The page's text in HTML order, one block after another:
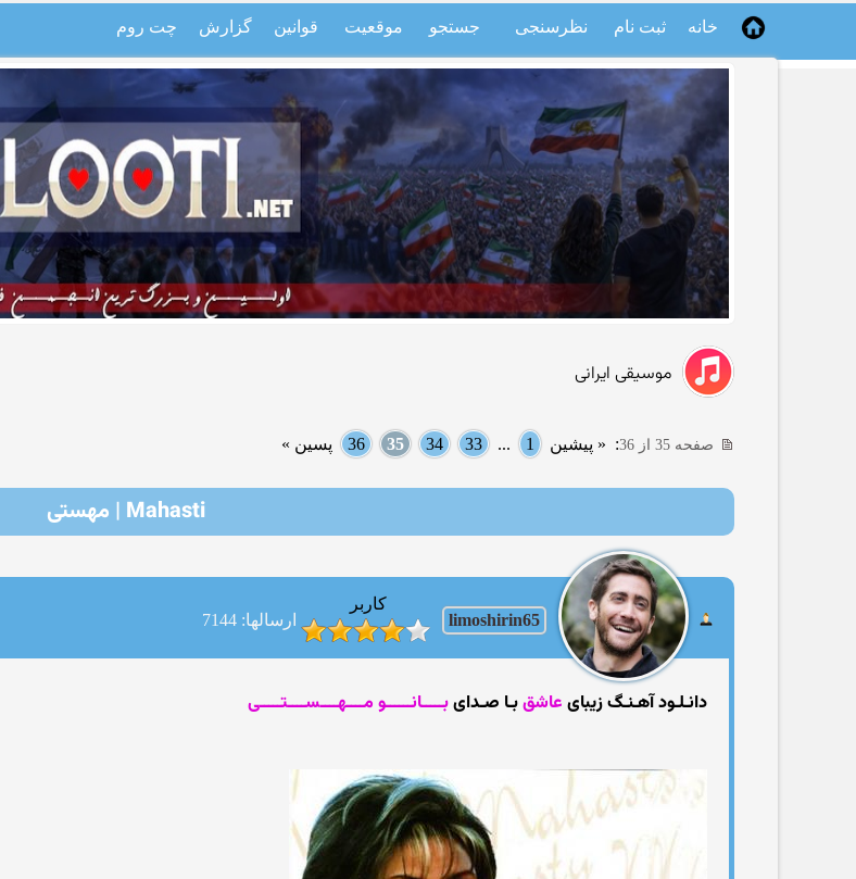
خانه ثبت نام نظرسنجی جستجو موقعیت قوانین گزارش چت روم
موسیقی ایرانی
صفحه 35 از 36 : « پیشین 1
...
33
34
35
36 پسین »
Mahasti | مهستی
limoshirin65
کاربر
ارسالها: 7144
دانـلـود آهـنـگ زیبای عاشقبـا صـدایبـــــانــــــو مــــهــــســــتـــــی